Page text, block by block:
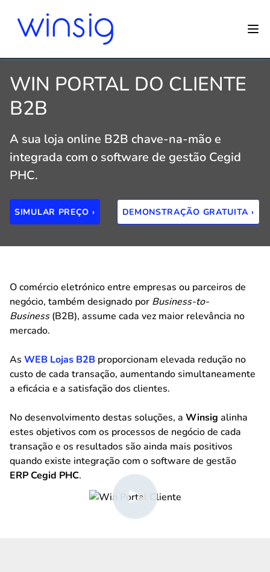
WIN PORTAL DO CLIENTE
B2B
A sua loja online B2B chave-na-mão e
integrada com o software de gestão Cegid
PHC.
SIMULAR PREÇO › DEMONSTRAÇÃO GRATUITA ›
O comércio eletrónico entre empresas ou parceiros de
negócio, também designado por Business-to-
Business(B2B), assume cada vez maior relevância no
mercado.
As WEB Lojas B2B proporcionam elevada redução no
custo de cada transação, aumentando simultaneamente
a eficácia e a satisfação dos clientes.
No desenvolvimento destas soluções, a Winsig alinha
estes objetivos com os processos de negócio de cada
transação e os resultados são ainda mais positivos
quando existe integração com o software de gestão
ERP Cegid PHC.